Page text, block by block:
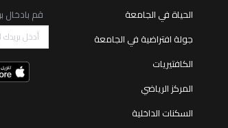
الحياة في الجامعة
جولة افتراضية في الجامعة
الكافتيريات
المركز الرياضي
السكنات الداخلية
قم بادخال